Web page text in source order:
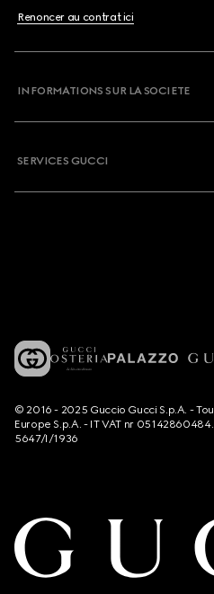
Renoncer au contrat ici
INFORMATIONS SUR LA SOCIETE
SERVICES GUCCI
© 2016 - 2025 Guccio Gucci S.p.A. -
Europe S.p.A. - IT VAT nr
5647/I/1936